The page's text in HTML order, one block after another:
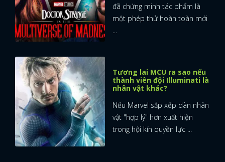
ĐĂNG NHẬP
đã chứng minh tác phẩm là
một phép thử hoàn toàn mới
...
Tương lai MCU ra sao nếu
thành viên đội Illuminati là
nhân vật khác?
Nếu Marvel sắp xếp dàn nhân
vật "hợp lý" hơn xuất hiện
trong hội kín quyền lực ...